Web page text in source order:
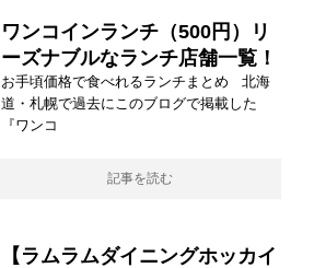
ワンコインランチ（500円）リ
ーズナブルなランチ店舗一覧！
お手頃価格で食べれるランチまとめ 北海
道・札幌で過去にこのブログで掲載した
『ワンコ
記事を読む
【ラムラムダイニングホッカイ